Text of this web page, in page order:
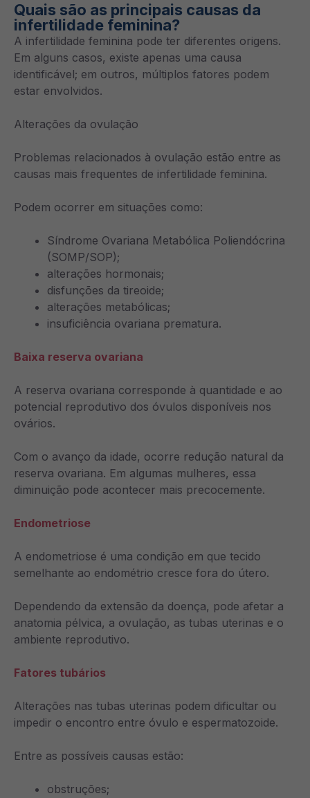
Quais são as principais causas da
infertilidade feminina?
A infertilidade feminina pode ter diferentes origens.
Em alguns casos, existe apenas uma causa
identificável; em outros, múltiplos fatores podem
estar envolvidos.
Alterações da ovulação
Problemas relacionados à ovulação estão entre as
causas mais frequentes de infertilidade feminina.
Podem ocorrer em situações como:
Síndrome Ovariana Metabólica Poliendócrina
(SOMP/SOP);
alterações hormonais;
disfunções da tireoide;
alterações metabólicas;
insuficiência ovariana prematura.
Baixa reserva ovariana
A reserva ovariana corresponde à quantidade e ao
potencial reprodutivo dos óvulos disponíveis nos
ovários.
Com o avanço da idade, ocorre redução natural da
reserva ovariana. Em algumas mulheres, essa
diminuição pode acontecer mais precocemente.
Endometriose
A endometriose é uma condição em que tecido
semelhante ao endométrio cresce fora do útero.
Dependendo da extensão da doença, pode afetar a
anatomia pélvica, a ovulação, as tubas uterinas e o
ambiente reprodutivo.
Fatores tubários
Alterações nas tubas uterinas podem dificultar ou
impedir o encontro entre óvulo e espermatozoide.
Entre as possíveis causas estão:
obstruções;